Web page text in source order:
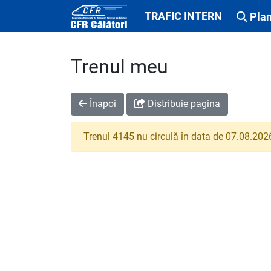
TRAFIC INTERN
Trenul meu
Înapoi Distribuie pagina
Trenul 4145 nu circulă în data de